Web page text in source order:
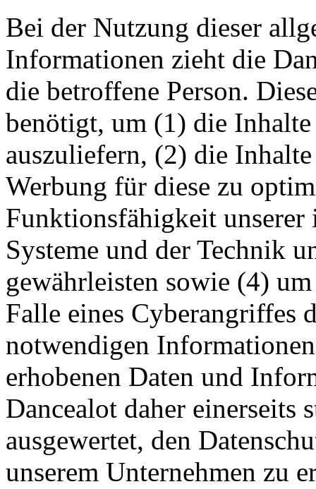
Bei der Nutzung dieser
Informationen zieht die
die betroffene Person.
benötigt, um (1) die
auszuliefern, (2) die
Werbung für diese zu
Funktionsfähigkeit
Systeme und der Technik
gewährleisten sowie (4)
Falle eines Cyberangriffes
notwendigen
erhobenen Daten und
Dancealot daher
ausgewertet, den
unserem Unternehmen zu